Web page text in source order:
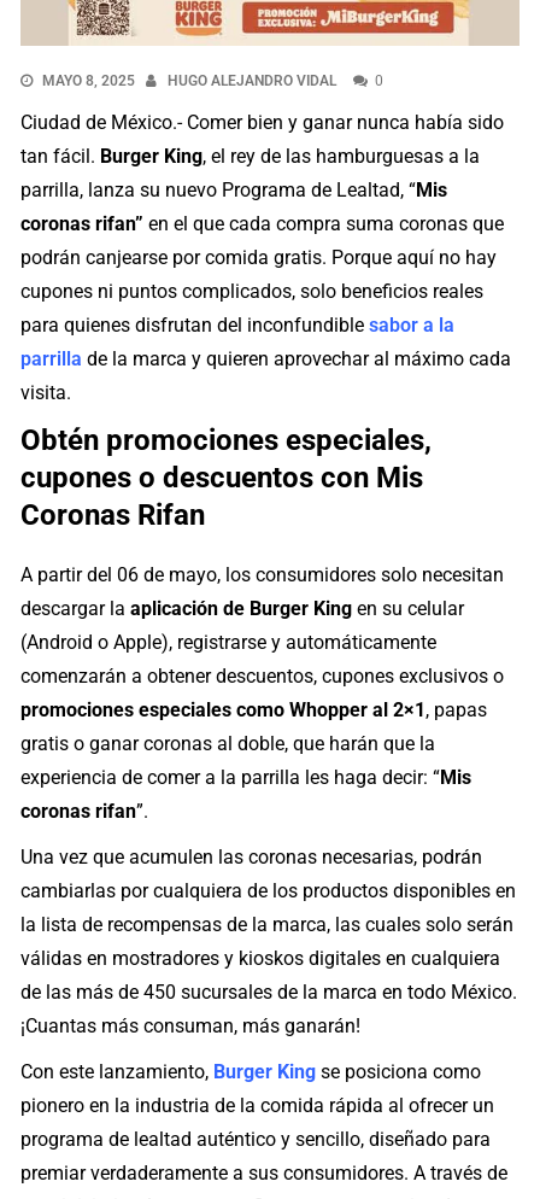
MAYO 8, 2025 HUGO ALEJANDRO VIDAL 0
Ciudad de México.- Comer bien y ganar nunca había sido
tan fácil. Burger King, el rey de las hamburguesas a la
parrilla, lanza su nuevo Programa de Lealtad, “Mis
coronas rifan” en el que cada compra suma coronas que
podrán canjearse por comida gratis. Porque aquí no hay
cupones ni puntos complicados, solo beneficios reales
para quienes disfrutan del inconfundiblesabor a la
parrilla de la marca y quieren aprovechar al máximo cada
visita.
Obtén promociones especiales,
cupones o descuentos con Mis
Coronas Rifan
A partir del 06 de mayo, los consumidores solo necesitan
descargar laaplicación de Burger King en su celular
(Android o Apple), registrarse y automáticamente
comenzarán a obtener descuentos, cupones exclusivos o
promociones especiales como Whopper al 2×1, papas
gratis o ganar coronas al doble, que harán que la
experiencia de comer a la parrilla les haga decir: “Mis
coronas rifan”.
Una vez que acumulen las coronas necesarias, podrán
cambiarlas por cualquiera de los productos disponibles en
la lista de recompensas de la marca, las cuales solo serán
válidas en mostradores y kioskos digitales en cualquiera
de las más de 450 sucursales de la marca en todo México.
¡Cuantas más consuman, más ganarán!
Con este lanzamiento, Burger King se posiciona como
pionero en la industria de la comida rápida al ofrecer un
programa de lealtad auténtico y sencillo, diseñado para
premiar verdaderamente a sus consumidores. A través de